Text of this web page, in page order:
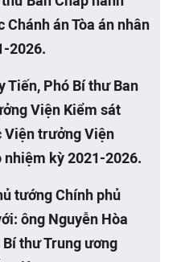
án Tòa án nhân
2026.
Tiến, Phó Bí thư Ban
Viện Kiểm sát
Viện trưởng Viện
nhiệm kỳ 2021-2026.
tướng Chính phủ
ông Nguyễn Hòa
thư Trung ương